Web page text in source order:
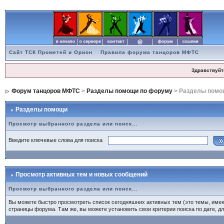
Сайт ТСК Прометей и Орион Правила форума танцоров МФТС
Форум танцоров МФТС> Разделы помощи по форуму> Разделы
Разделы помощи
Просмотр выбранного раздела или поиск...
Введите ключевые слова для поиска
Просмотр активных тем и новых сообщений
Просмотр выбранного раздела или поиск...
Вы можете быстро просмотреть список сегодняшних активных тем (это темы,
страницы форума. Там же, вы можете установить свои критерии поиска по дате,